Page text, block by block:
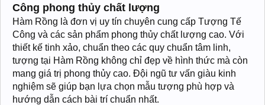
Công phong thủy chất lượng
Hàm Rồng là đơn vị uy tín chuyên cung cấp Tượng Tế
Công và các sản phẩm phong thủy chất lượng cao. Với
thiết kế tinh xảo, chuẩn theo các quy chuẩn tâm linh,
tượng tại Hàm Rồng không chỉ đẹp về hình thức mà còn
mang giá trị phong thủy cao. Đội ngũ tư vấn giàu kinh
nghiệm sẽ giúp bạn lựa chọn mẫu tượng phù hợp và
hướng dẫn cách bài trí chuẩn nhất.